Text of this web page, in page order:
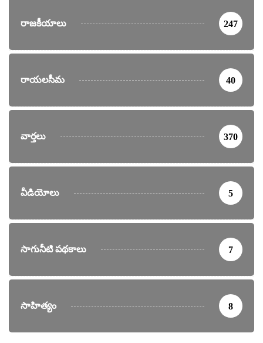
రాజకీయాలు 247
రాయలసీమ 40
వార్తలు 370
వీడియోలు 5
సాగునీటి పథకాలు 7
సాహిత్యం 8